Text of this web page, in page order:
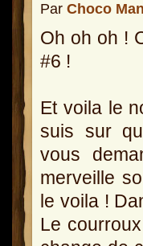
Par Choco Man
Oh oh oh !
#6 !
Et voila le
suis sur
vous
merveille
le voila !
Le